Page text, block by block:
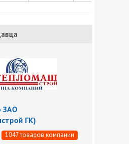
ЗАО
ГК)
1047 товаров компании